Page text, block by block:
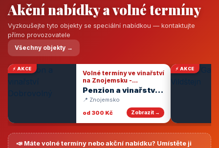
Akční nabídky a volné termíny
Vyzkoušejte tyto objekty se speciální nabídkou — kontaktujte
přímo provozovatele
Všechny objekty →
⚡ AKCE
Volné termíny ve vinařství
na Znojemsku -
degustace vín
Penzion a vinařství
Dobrovolný
📍 Znojemsko
od 300 Kč
Zobrazit →
⚡ AKCE
📣 Máte volné termíny nebo akční nabídku? Umístěte ji